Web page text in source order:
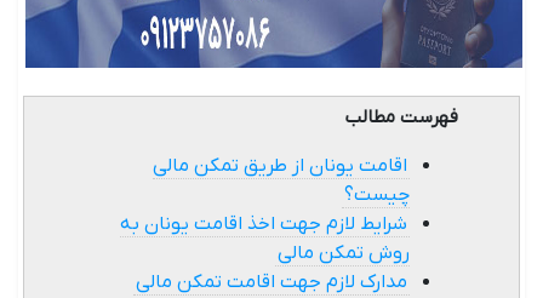
فهرست مطالب
اقامت یونان از طریق تمکن مالی
چیست؟
شرایط لازم جهت اخذ اقامت یونان به
روش تمکن مالی
مدارک لازم جهت اقامت تمکن مالی